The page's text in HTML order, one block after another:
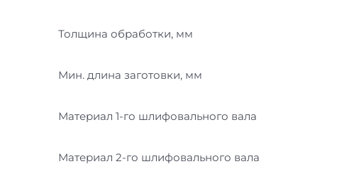
Толщина обработки, мм
Мин. длина заготовки, мм
Материал 1-го шлифовального вала
Материал 2-го шлифовального вала